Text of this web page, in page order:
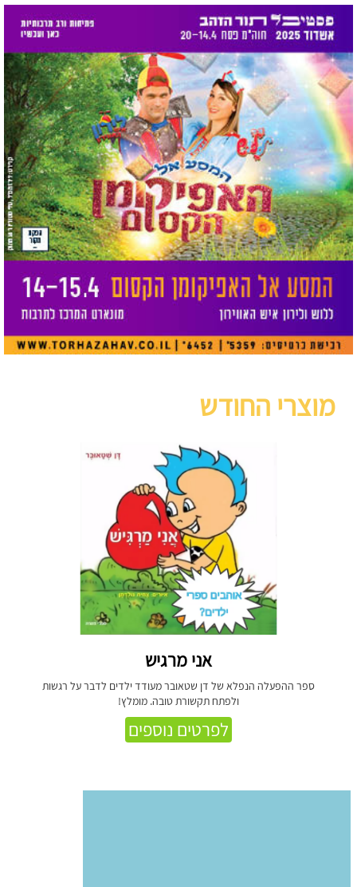
מוצרי החודש
אני מרגיש
ספר ההפעלה הנפלא של דן שטאובר מעודד ילדים לדבר על רגשות
ולפתח תקשורת טובה. מומלץ!
לפרטים נוספים